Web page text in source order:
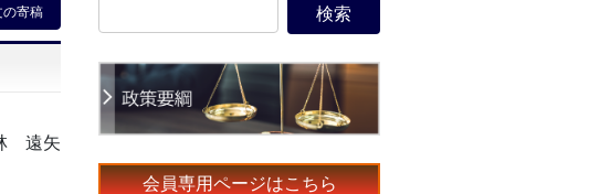
の寄稿
遠矢
会員専用ページはこちら